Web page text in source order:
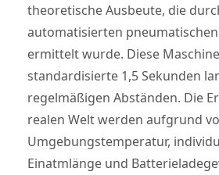
theoretische Ausbeute, die
automatisierten
ermittelt wurde. Diese
standardisierte 1,5 Sekunden
regelmäßigen Abständen. Die
realen Welt werden aufgrund
Umgebungstemperatur,
Einatmlänge und